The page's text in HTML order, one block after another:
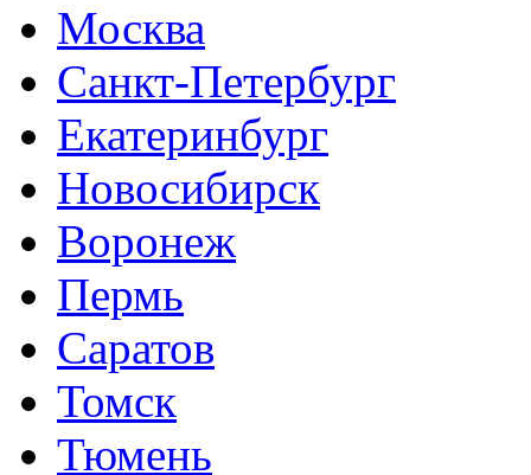
Москва
Санкт-Петербург
Екатеринбург
Новосибирск
Воронеж
Пермь
Саратов
Томск
Тюмень